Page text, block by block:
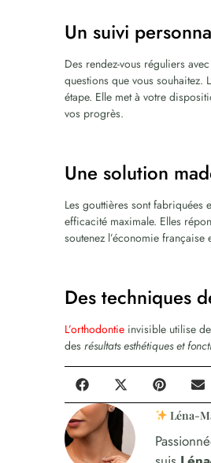
Un suivi
Des rendez-vous réguliers
questions que vous souhaitez.
étape. Elle met à votre
vos progrès.
Une solution
Les gouttières sont
efficacité maximale. Elles
soutenez l’économie française
Des techniques
L’orthodontie invisible utilise
desrésultats esthétiques et
Léna-